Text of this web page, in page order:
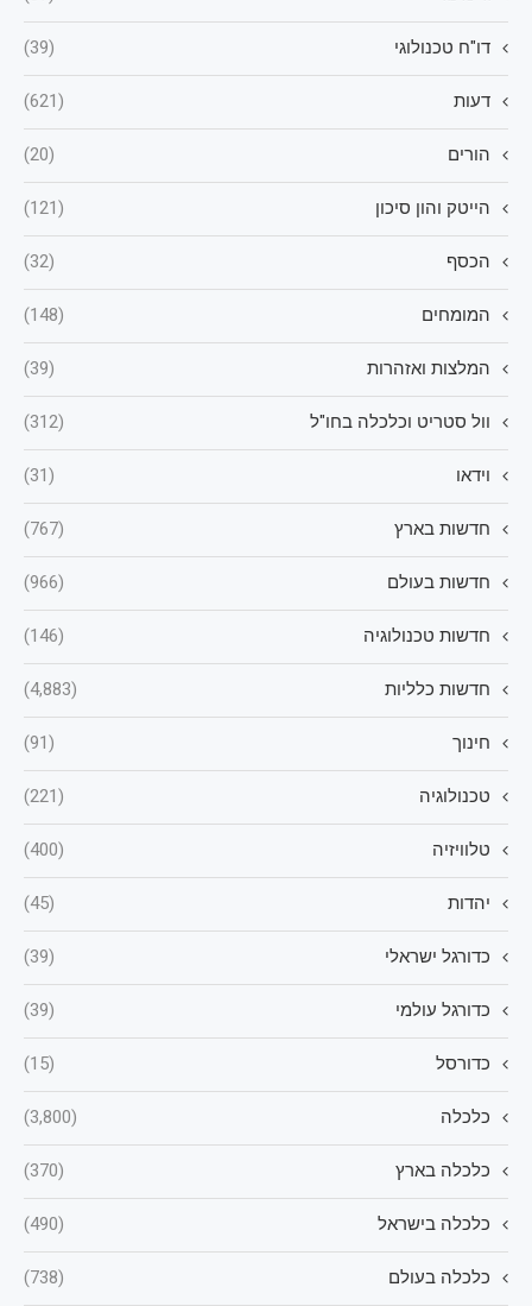
דו"ח טכנולוגי (39)
דעות (621)
הורים (20)
הייטק והון סיכון (121)
הכסף (32)
המומחים (148)
המלצות ואזהרות (39)
וול סטריט וכלכלה בחו"ל (312)
וידאו (31)
חדשות בארץ (767)
חדשות בעולם (966)
חדשות טכנולוגיה (146)
חדשות כלליות (4,883)
חינוך (91)
טכנולוגיה (221)
טלוויזיה (400)
יהדות (45)
כדורגל ישראלי (39)
כדורגל עולמי (39)
כדורסל (15)
כלכלה (3,800)
כלכלה בארץ (370)
כלכלה בישראל (490)
כלכלה בעולם (738)